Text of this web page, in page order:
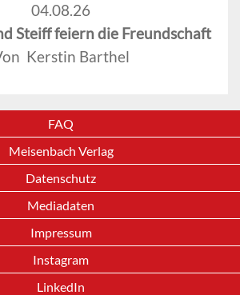
04.08.26
Steiff feiern die Freundschaft
Kerstin Barthel
FAQ
Meisenbach Verlag
Datenschutz
Mediadaten
Impressum
Instagram
LinkedIn